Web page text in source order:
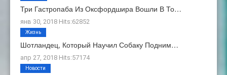
Три Гастропаба Из Оксфордшира Вошли В То…
янв 30, 2018 Hits:62852
Шотландец, Который Научил Собаку Подним…
апр 27, 2018 Hits:57174
Жизнь
Новости